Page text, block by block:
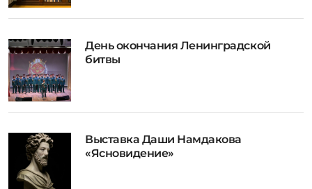
День окончания Ленинградской
битвы
Выставка Даши Намдакова
«Ясновидение»